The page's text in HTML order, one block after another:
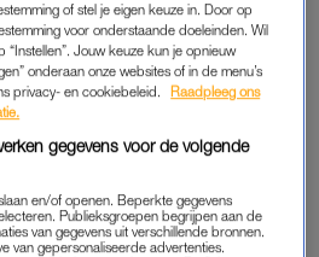
‘ja en amen’-meisje. Wil je een
je bij mij aan het goede adres. Ik
en ben niet op mijn mondje
niet aanstaat, dan zal je dat zeker
potentiële partner van het moment
in bed, niet naar je partner toe en
of stel je eigen keuze in. Door op
voor onderstaande doeleinden. Wil
“Instellen”. Jouw keuze kun je opnieuw
onderaan onze websites of in de menu’s
privacy- en cookiebeleid.
Raadpleeg ons
gegevens voor de volgende
en/of openen. Beperkte gegevens
Publieksgroepen begrijpen aan de
van gegevens uit verschillende bronnen.
van gepersonaliseerde advertenties.